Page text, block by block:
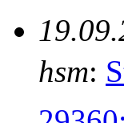
hsm: